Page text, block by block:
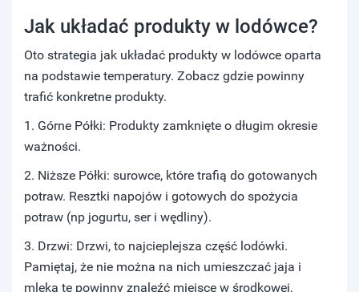
Jak układać produkty w lodówce?
Oto strategia jak układać produkty w lodówce oparta
na podstawie temperatury. Zobacz gdzie powinny
trafić konkretne produkty.
1. Górne Półki: Produkty zamknięte o długim okresie
ważności.
2. Niższe Półki: surowce, które trafią do gotowanych
potraw. Resztki napojów i gotowych do spożycia
potraw (np jogurtu, ser i wędliny).
3. Drzwi: Drzwi, to najcieplejsza część lodówki.
Pamiętaj, że nie można na nich umieszczać jaja i
mleka te powinny znaleźć miejsce w środkowej,